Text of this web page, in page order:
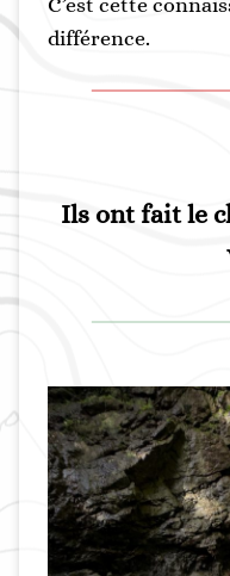
C’est cette
différence.
Ils ont fait le